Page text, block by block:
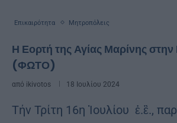
Επικαιρότητα Μητροπόλεις
Η Εορτή της Αγίας Μαρίνης
(ΦΩΤΟ)
από ikivotos 18 Ιουλίου 2024
Τήν Τρίτη 16η Ἰουλίου ἐ.ἒ.,